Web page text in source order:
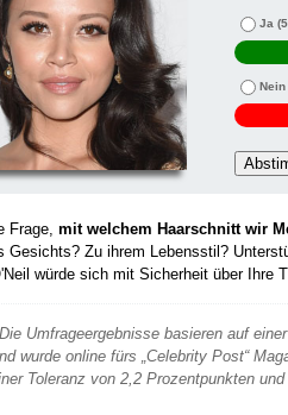
Ja
Nein
Frage, mit welchem Haarschnitt wir
Gesichts? Zu ihrem Lebensstil?
würde sich mit Sicherheit über Ihre
Die Umfrageergebnisse basieren auf
wurde online fürs „Celebrity Post“
Toleranz von 2,2 Prozentpunkten